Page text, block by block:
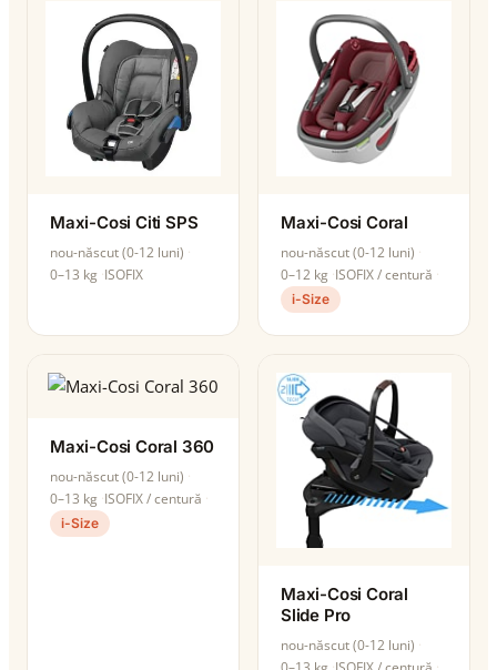
Maxi-Cosi Citi SPS
nou-născut (0-12 luni)
0–13 kg ISOFIX
Maxi-Cosi Coral
nou-născut (0-12 luni)
0–12 kg ISOFIX / centură
i-Size
Maxi-Cosi Coral 360
nou-născut (0-12 luni)
0–13 kg ISOFIX / centură
i-Size
Maxi-Cosi Coral
Slide Pro
nou-născut (0-12 luni)